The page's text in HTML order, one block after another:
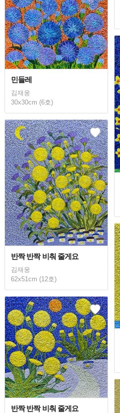
민들레
김재웅
30x30cm (6호)
반짝 반짝 비춰 줄게요
김재웅
62x51cm (12호)
반짝 반짝 비춰 줄게요